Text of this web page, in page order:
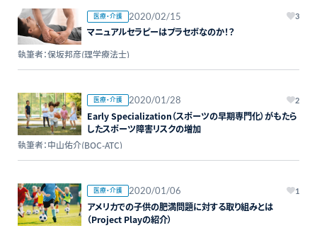
医療・介護 2020/02/15 3
マニュアルセラピーはプラセボなのか！？
執筆者：保坂邦彦(理学療法士)
医療・介護 2020/01/28 2
Early Specialization（スポーツの早期専門化）がもたら
したスポーツ障害リスクの増加
執筆者：中山佑介(BOC-ATC)
医療・介護 2020/01/06 1
アメリカでの子供の肥満問題に対する取り組みとは
（Project Playの紹介）